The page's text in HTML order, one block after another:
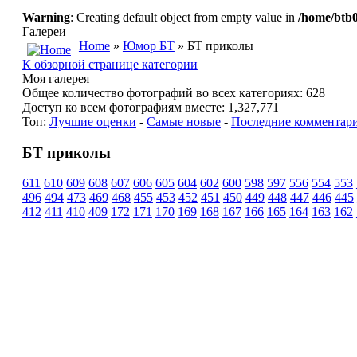
Warning: Creating default object from empty value in /home/
Галереи
Home» Юмор БТ» БТ приколы
К обзорной странице категории
Моя галерея
Общее количество фотографий во всех категориях: 628
Доступ ко всем фотографиям вместе: 1,327,771
Топ: Лучшие оценки - Самые новые- Последние
БТ приколы
611 610 609 608 607 606 605 604 602 600 598 597 556 554 553
496 494 473 469 468 455 453 452 451 450 449 448 447 446 445
412 411 410 409 172 171 170 169 168 167 166 165 164 163 162